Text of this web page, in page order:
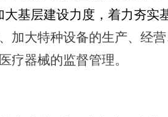
基层建设力度，着力夯实
加大特种设备的生产、经
疗器械的监督管理。